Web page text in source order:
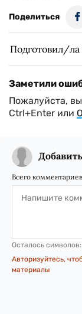
Поделиться
Подготовил/
Заметили
Пожалуйста,
Ctrl+Enter или
Всего
Осталось символов:
Авторизуйтесь,
материалы